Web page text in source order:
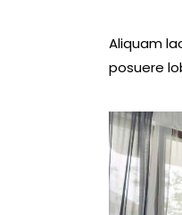
Aliquam
posuere